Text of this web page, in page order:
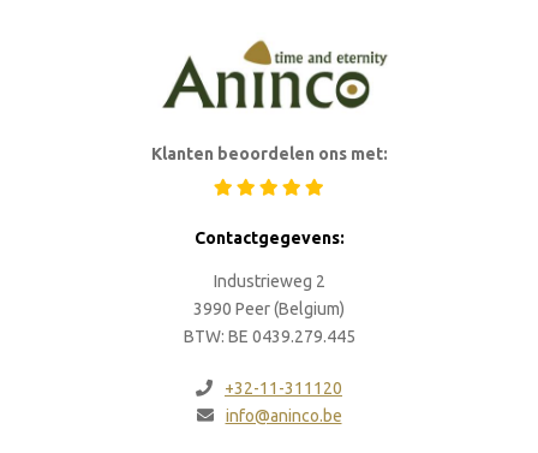
Klanten beoordelen ons met:
Contactgegevens:
Industrieweg 2
3990 Peer (Belgium)
BTW: BE 0439.279.445
+32-11-311120
info@aninco.be